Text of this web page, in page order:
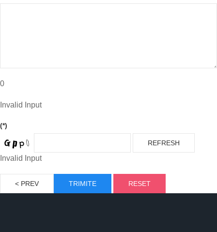
0
Invalid Input
(*)
REFRESH
Invalid Input
< PREV TRIMITE RESET